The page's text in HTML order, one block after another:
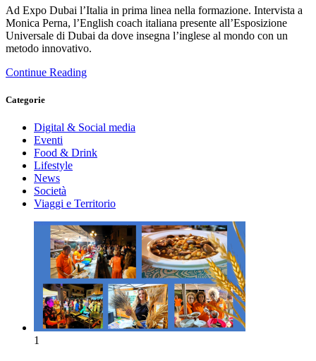
Ad Expo Dubai l’Italia in prima linea nella formazione. Intervista a
Monica Perna, l’English coach italiana presente all’Esposizione
Universale di Dubai da dove insegna l’inglese al mondo con un
metodo innovativo.
Continue Reading
Categorie
Digital & Social media
Eventi
Food & Drink
Lifestyle
News
Società
Viaggi e Territorio
1